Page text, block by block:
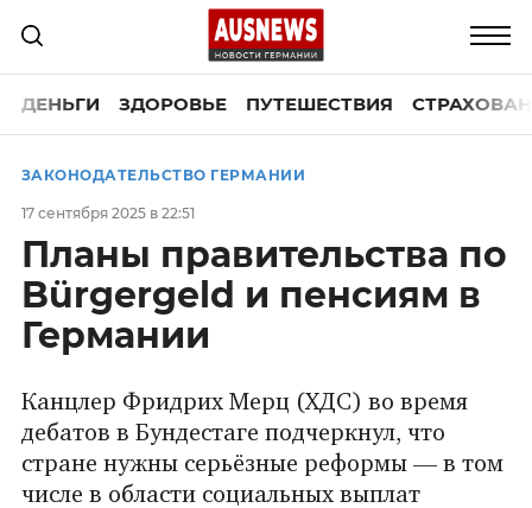
ДЕНЬГИ ЗДОРОВЬЕ ПУТЕШЕСТВИЯ
ЗАКОНОДАТЕЛЬСТВО ГЕРМАНИИ
17 сентября 2025 в 22:51
Планы правительства по
Bürgergeld и пенсиям в
Германии
Канцлер Фридрих Мерц (ХДС) во время
дебатов в Бундестаге подчеркнул, что
стране нужны серьёзные реформы — в том
числе в области социальных выплат